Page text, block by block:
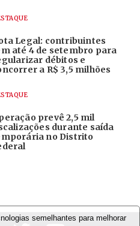
Legal: contribuintes
até 4 de setembro para
débitos e
a R$ 3,5 milhões
prevê 2,5 mil
durante saída
no Distrito
semelhantes para melhorar